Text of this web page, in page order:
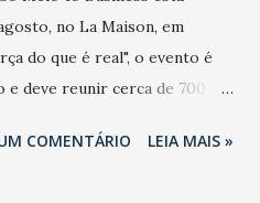
no La Maison, em
do que é real", o evento é
deve reunir cerca de 700
Desde 2022, o NM2B
COMENTÁRIO LEIA MAIS »